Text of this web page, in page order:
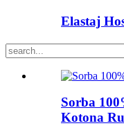
Elastaj
Sorba
Kotona